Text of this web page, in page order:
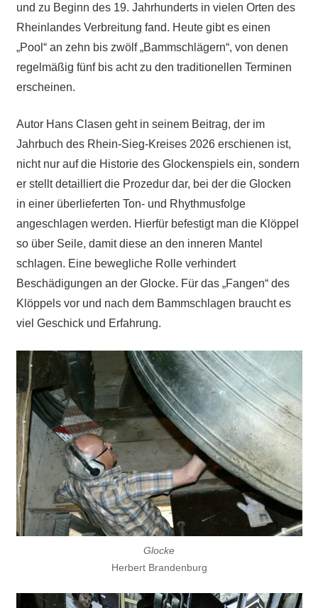
und zu Beginn des 19. Jahrhunderts in vielen Orten des
Rheinlandes Verbreitung fand. Heute gibt es einen
„Pool“ an zehn bis zwölf „Bammschlägern“, von denen
regelmäßig fünf bis acht zu den traditionellen Terminen
erscheinen.
Autor Hans Clasen geht in seinem Beitrag, der im
Jahrbuch des Rhein-Sieg-Kreises 2026 erschienen ist,
nicht nur auf die Historie des Glockenspiels ein, sondern
er stellt detailliert die Prozedur dar, bei der die Glocken
in einer überlieferten Ton- und Rhythmusfolge
angeschlagen werden. Hierfür befestigt man die Klöppel
so über Seile, damit diese an den inneren Mantel
schlagen. Eine bewegliche Rolle verhindert
Beschädigungen an der Glocke. Für das „Fangen“ des
Klöppels vor und nach dem Bammschlagen braucht es
viel Geschick und Erfahrung.
Glocke
Herbert Brandenburg